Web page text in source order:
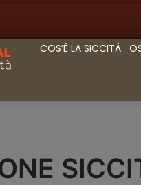
COS’È LA SICCITÀ